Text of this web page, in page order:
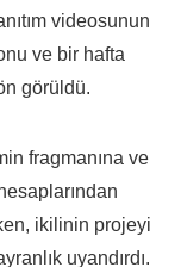
videosunun
ve bir hafta
görüldü.
fragmanına ve
ikilinin projeyi
uyandırdı.